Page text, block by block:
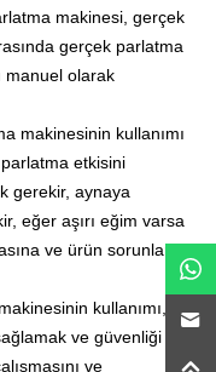
makinesi, gerçek
gerçek parlatma
manuel olarak
makinesinin kullanımı
etkisini
gerekir, aynaya
eğer aşırı eğim varsa
ve ürün sorunlarına
kullanımı,
ve güvenliği
ve